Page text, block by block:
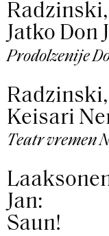
Jatko Don
Prodolzenije
Keisari
Teatr vremen
Jan:
Saun!